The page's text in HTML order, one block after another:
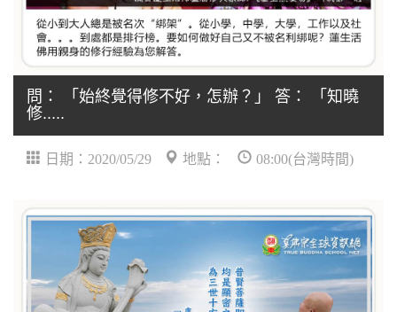
問： 「始終覺得修不好，怎辦？」 答： 「知曉
修.....
日期：2020/05/29 地點： 08:00(台灣時間)